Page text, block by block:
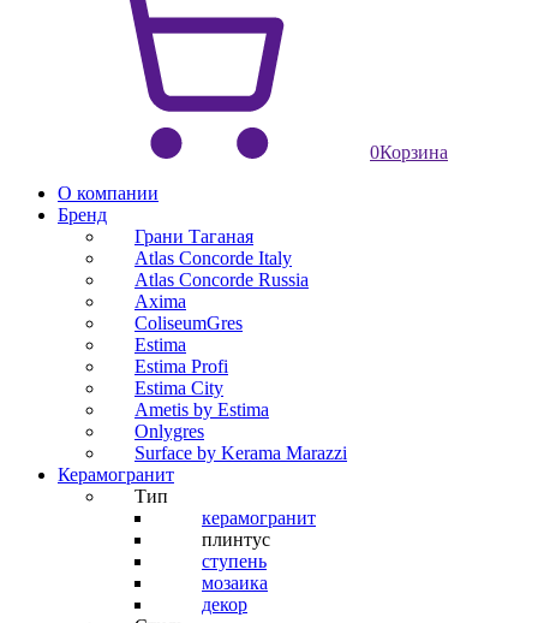
0Корзина
О компании
Бренд
Грани Таганая
Atlas Concorde Italy
Atlas Concorde Russia
Axima
ColiseumGres
Estima
Estima Profi
Estima City
Ametis by Estima
Onlygres
Surface by Kerama Marazzi
Керамогранит
Тип
керамогранит
плинтус
ступень
мозаика
декор